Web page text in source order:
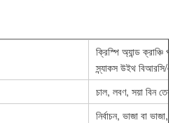
ক্রিস্পি অ্যান্ড ক্রাঞ্চি
স্ন্যাকস উইথ বিআরসি/
চাল, লবণ, সয়া বিন তেল,
নির্বাচন, ভাজা বা ভাজা,